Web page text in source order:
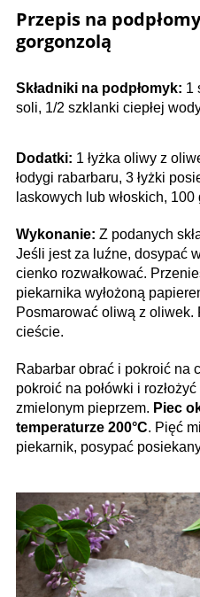
Przepis na
gorgonzolą
Składniki na podpłomyk: 1
soli, 1/2 szklanki ciepłej
Dodatki: 1 łyżka oliwy z
łodygi rabarbaru, 3 łyżki
laskowych lub włoskich,
Wykonanie: Z podanych
Jeśli jest za luźne, dosypać
cienko rozwałkować.
piekarnika wyłożoną
Posmarować oliwą z oliwek.
cieście.
Rabarbar obrać i pokroić na
pokroić na połówki i
zmielonym pieprzem. Piec
temperaturze 200°C. Pięć
piekarnik, posypać